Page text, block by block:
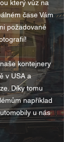
který vůz na
čase Vám
požadované
kontejnery
v USA a
Díky tomu
například
u nás